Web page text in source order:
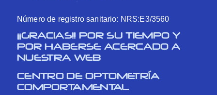
Número de registro sanitario: NRS:E3/3560
¡¡GRACIAS!! POR SU TIEMPO Y
POR HABERSE ACERCADO A
NUESTRA WEB
CENTRO DE OPTOMETRÍA
COMPORTAMENTAL